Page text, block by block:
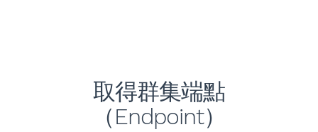
取得群集端點
（Endpoint）